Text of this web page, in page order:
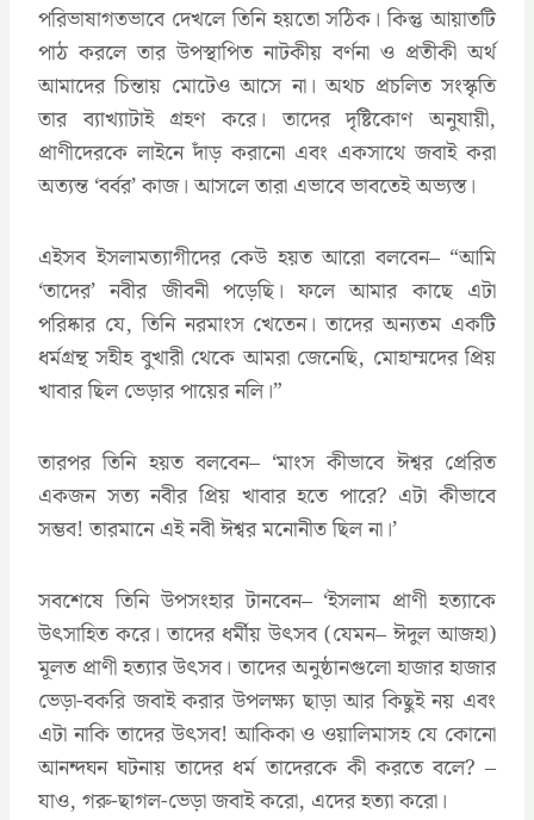
পরিভাষাগতভাবে দেখলে তিনি হয়তো সঠিক। কিন্তু আয়াতটি
পাঠ করলে তার উপস্থাপিত নাটকীয় বর্ণনা ও প্রতীকী অর্থ
আমাদের চিন্তায় মোটেও আসে না। অথচ প্রচলিত সংস্কৃতি
তার ব্যাখ্যাটাই গ্রহণ করে। তাদের দৃষ্টিকোণ অনুযায়ী,
প্রাণীদেরকে লাইনে দাঁড় করানো এবং একসাথে জবাই করা
অত্যন্ত ‘বর্বর’ কাজ। আসলে তারা এভাবে ভাবতেই অভ্যস্ত।
এইসব ইসলামত্যাগীদের কেউ হয়ত আরো বলবেন– “আমি
‘তাদের’ নবীর জীবনী পড়েছি। ফলে আমার কাছে এটা
পরিষ্কার যে, তিনি নরমাংস খেতেন। তাদের অন্যতম একটি
ধর্মগ্রন্থ সহীহ বুখারী থেকে আমরা জেনেছি, মোহাম্মদের প্রিয়
খাবার ছিল ভেড়ার পায়ের নলি।”
তারপর তিনি হয়ত বলবেন– ‘মাংস কীভাবে ঈশ্বর প্রেরিত
একজন সত্য নবীর প্রিয় খাবার হতে পারে? এটা কীভাবে
সম্ভব! তারমানে এই নবী ঈশ্বর মনোনীত ছিল না।’
সবশেষে তিনি উপসংহার টানবেন– ‘ইসলাম প্রাণী হত্যাকে
উৎসাহিত করে। তাদের ধর্মীয় উৎসব (যেমন– ঈদুল আজহা)
মূলত প্রাণী হত্যার উৎসব। তাদের অনুষ্ঠানগুলো হাজার হাজার
ভেড়া-বকরি জবাই করার উপলক্ষ্য ছাড়া আর কিছুই নয় এবং
এটা নাকি তাদের উৎসব! আকিকা ও ওয়ালিমাসহ যে কোনো
আনন্দঘন ঘটনায় তাদের ধর্ম তাদেরকে কী করতে বলে? –
যাও, গরু-ছাগল-ভেড়া জবাই করো, এদের হত্যা করো।